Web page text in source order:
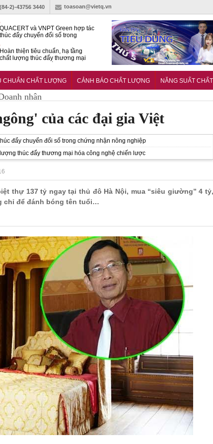
(84-2)-43756 3440 toasoan@vietq.vn
QUACERT và VNPT Green hợp tác
thúc đẩy chuyển đổi số trong
Hoàn thiện tiêu chuẩn, hạ tầng
chất lượng thúc đẩy thương mại
nghiền di động
CHUẨN CHẤT LƯỢNG CẢNH BÁO CHẤT LƯỢNG NĂNG SUẤT
nhân
của các đại gia Việt
đẩy chuyển đổi số trong chứng nhận nông nghiệp
thúc đẩy thương mại hóa công nghệ chiến lược
thự 137 tỷ ngay tại thủ đô Hà Nội, mua “siêu giường” 4 tỷ,
chỉ để đánh bóng tên tuổi…